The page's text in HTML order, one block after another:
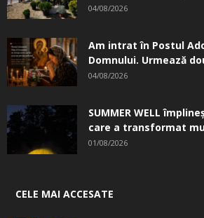
04/08/2026
Am intrat în Postul
Domnului. Urmează
04/08/2026
SUMMER WELL
care a transformat
01/08/2026
CELE MAI ACCESATE